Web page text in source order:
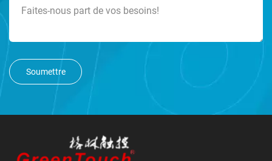
Soumettre